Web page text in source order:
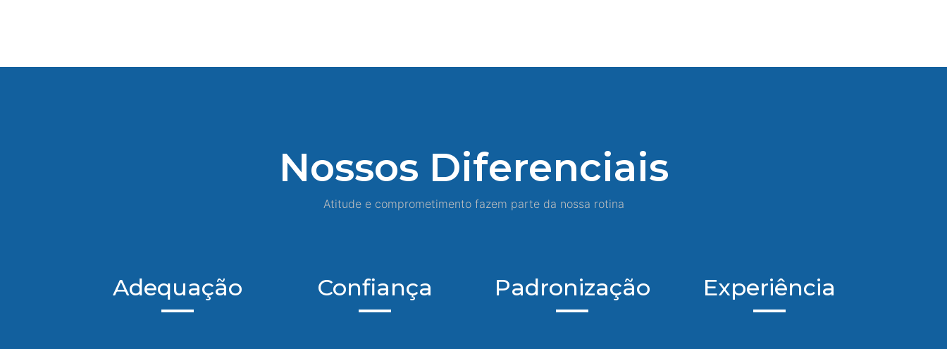
Nossos Diferenciais
Atitude e comprometimento fazem parte da nossa rotina
Adequação Confiança Padronização Experiência